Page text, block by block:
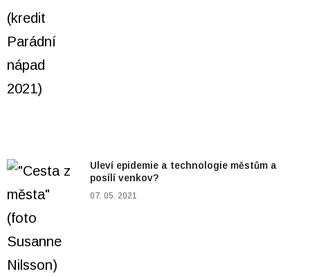
Uleví epidemie a technologie městům a
posílí venkov?
07. 05. 2021